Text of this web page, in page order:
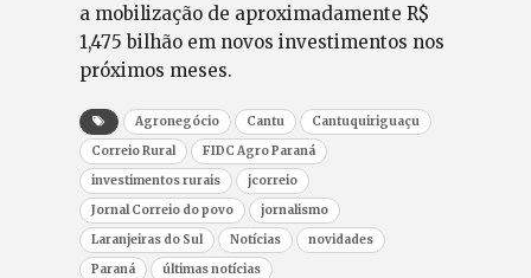
a mobilização de aproximadamente R$
1,475 bilhão em novos investimentos nos
próximos meses.
Agronegócio Cantu
Cantuquiriguaçu
Correio Rural
FIDC Agro Paraná
investimentos rurais
jcorreio
Jornal Correio do povo
jornalismo
Laranjeiras do Sul
Notícias
novidades
Paraná
últimas notícias